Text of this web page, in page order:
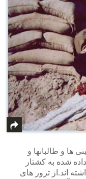
ها و طالبانها و
شده به کشتار
اند.از ترور های